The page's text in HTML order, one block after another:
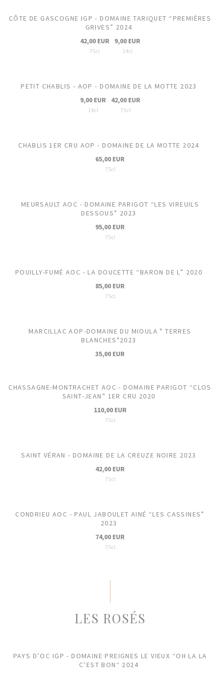
CÔTE DE GASCOGNE IGP - DOMAINE TARIQUET “PREMIÈRES
GRIVES” 2024
42,00 EUR
75cl
9,00 EUR
14cl
PETIT CHABLIS - AOP - DOMAINE DE LA MOTTE 2023
9,00 EUR
14cl
42,00 EUR
75cl
CHABLIS 1ER CRU AOP - DOMAINE DE LA MOTTE 2024
65,00 EUR
75cl
MEURSAULT AOC - DOMAINE PARIGOT “LES VIREUILS
DESSOUS” 2023
95,00 EUR
75cl
POUILLY-FUMÉ AOC - LA DOUCETTE “BARON DE L” 2020
85,00 EUR
75cl
MARCILLAC AOP-DOMAINE DU MIOULA " TERRES
BLANCHES"2023
35,00 EUR
CHASSAGNE-MONTRACHET AOC - DOMAINE PARIGOT “CLOS
SAINT-JEAN” 1ER CRU 2020
110,00 EUR
75cl
SAINT VÉRAN - DOMAINE DE LA CREUZE NOIRE 2023
42,00 EUR
75cl
CONDRIEU AOC - PAUL JABOULET AINÉ “LES CASSINES”
2023
74,00 EUR
75cl
LES ROSÉS
PAYS D’OC IGP - DOMAINE PREIGNES LE VIEUX “OH LA LA
C’EST BON“ 2024